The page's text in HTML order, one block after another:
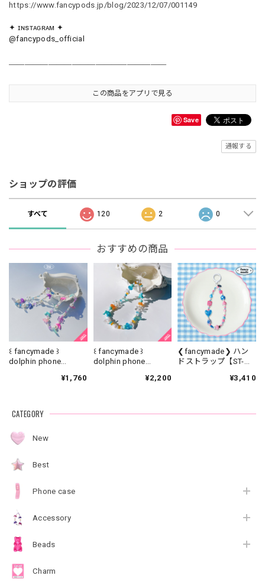
https://www.fancypods.jp/blog/2023/12/07/001149
✦ ɪɴsᴛᴀɢʀᴀᴍ ✦
@fancypods_official
この商品をアプリで見る
Save
通報する
ショップの評価
すべて 120 2 0
おすすめの商品
꒰ fancymade ꒱
dolphin phone
¥1,760
꒰ fancymade ꒱
dolphin phone
¥2,200
❮fancymade❯ ハン
ドストラップ【ST-
¥3,410
CATEGORY
New
Best
Phone case
Accessory
Beads
Charm